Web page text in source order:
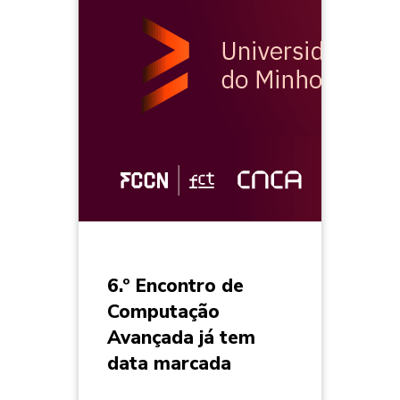
6.º Encontro de
Computação
Avançada já tem
data marcada